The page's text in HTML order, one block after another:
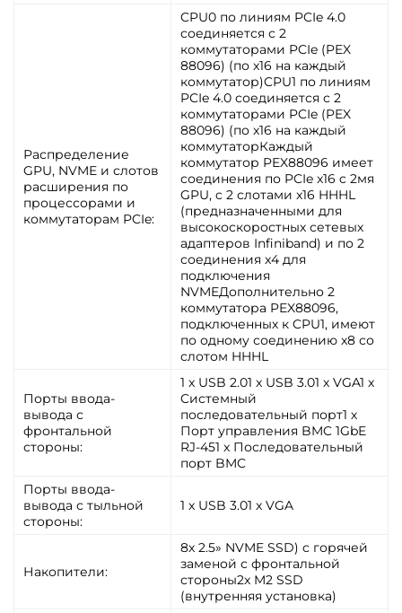
Распределение
GPU, NVME и слотов
расширения по
процессорами и
коммутаторам PCIe:
CPU0 по линиям PCIe 4.0
соединяется с 2
коммутаторами PCIe (PEX
88096) (по x16 на каждый
коммутатор)CPU1 по линиям
PCIe 4.0 соединяется с 2
коммутаторами PCIe (PEX
88096) (по x16 на каждый
коммутаторКаждый
коммутатор PEX88096 имеет
соединения по PCIe x16 c 2мя
GPU, c 2 слотами x16 HHHL
(предназначенными для
высокоскоростных сетевых
адаптеров Infiniband) и по 2
соединения x4 для
подключения
NVMEДополнительно 2
коммутатора PEX88096,
подключенных к CPU1, имеют
по одному соединению x8 со
слотом HHHL
Порты ввода-
вывода с
фронтальной
стороны:
1 x USB 2.01 x USB 3.01 х VGA1 x
Cистемный
последовательный порт1 х
Порт управления BMC 1GbE
RJ-451 x Последовательный
порт BMC
Порты ввода-
вывода с тыльной
стороны:
1 x USB 3.01 x VGA
Накопители:
8x 2.5» NVME SSD) с горячей
заменой с фронтальной
стороны2x M2 SSD
(внутренняя установка)